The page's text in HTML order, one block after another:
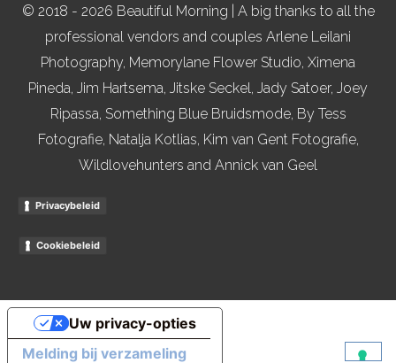
© 2018 - 2026 Beautiful Morning | A big thanks to all the
professional vendors and couples Arlene Leilani
Photography, Memorylane Flower Studio, Ximena
Pineda, Jim Hartsema, Jitske Seckel, Jady Satoer, Joey
Ripassa, Something Blue Bruidsmode, By Tess
Fotografie, Natalja Kotlias, Kim van Gent Fotografie,
Wildlovehunters and Annick van Geel
Privacybeleid
Cookiebeleid
Melding bij verzameling
Uw privacy-opties